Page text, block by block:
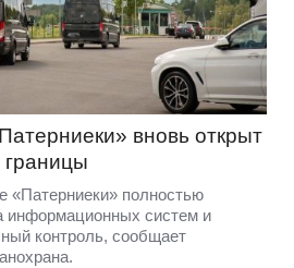
вновь открыт
границы
«Патерниеки» полностью
информационных систем и
контроль, сообщает